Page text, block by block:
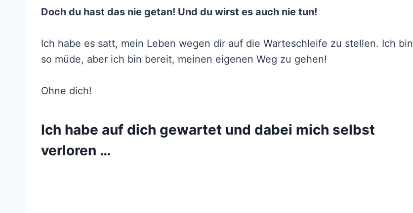
Doch du hast das nie getan! Und du wirst es auch nie tun!
Ich habe es satt, mein Leben wegen dir auf die Warteschleife zu stellen. Ich bin
so müde, aber ich bin bereit, meinen eigenen Weg zu gehen!
Ohne dich!
Ich habe auf dich gewartet und dabei mich selbst
verloren …